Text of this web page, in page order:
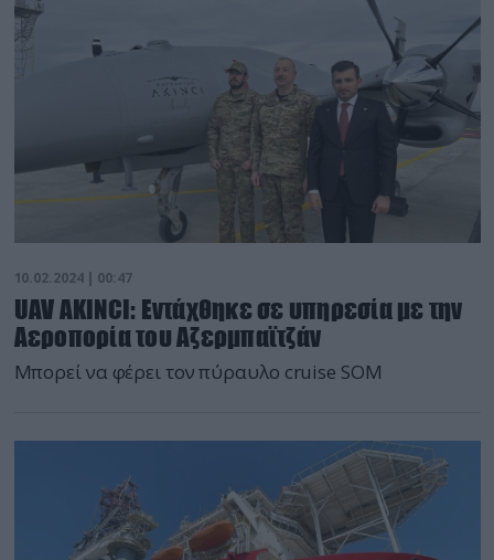
10.02.2024 | 00:47
UAV AKINCI: Εντάχθηκε σε υπηρεσία με την
Αεροπορία του Αζερμπαϊτζάν
Μπορεί να φέρει τον πύραυλο cruise SOM